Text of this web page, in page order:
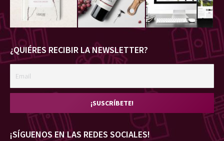
¿QUIÉRES RECIBIR LA NEWSLETTER?
¡SÍGUENOS EN LAS REDES SOCIALES!